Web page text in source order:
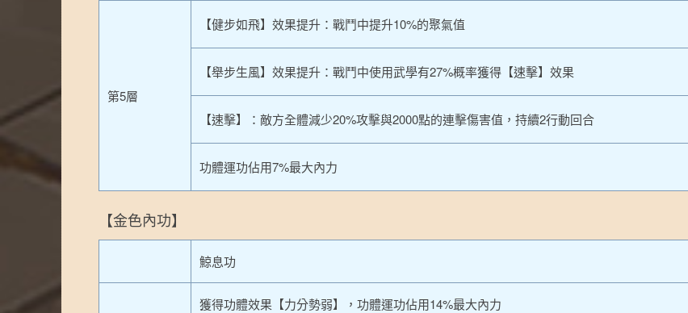
第5層
【健步如飛】效果提升：戰鬥中提升10%的聚氣值
【舉步生風】效果提升：戰鬥中使用武學有27%概率獲得【速擊】效果
【速擊】：敵方全體減少20%攻擊與2000點的連擊傷害值，持續2行動回合
功體運功佔用7%最大內力
【金色內功】
鯨息功
獲得功體效果【力分勢弱】，功體運功佔用14%最大內力